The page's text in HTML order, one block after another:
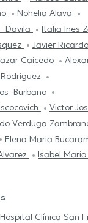
Nohelia Alava
Davila
Italia Ines
Javier
Caicedo
Burbano
Victor
Verduga
Elena Maria
Isabel
Hospital Clínica San